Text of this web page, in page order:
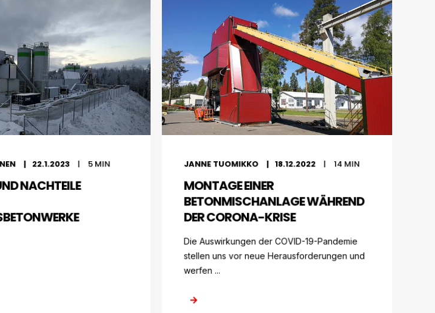
22.1.2023 5 MIN
NACHTEILE
JANNE TUOMIKKO 18.12.2022 14 MIN
MONTAGE EINER
BETONMISCHANLAGE WÄHREND
DER CORONA-KRISE
Die Auswirkungen der COVID-19-Pandemie
stellen uns vor neue Herausforderungen und
werfen ...